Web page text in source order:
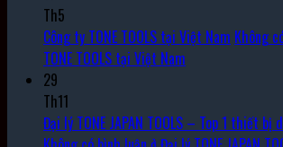
Th5
Công ty TONE TOOLS tại Việt Nam Không
TONE TOOLS tại Việt Nam
29
Th11
Đại lý TONE JAPAN TOOLS – Top 1 thiết bị